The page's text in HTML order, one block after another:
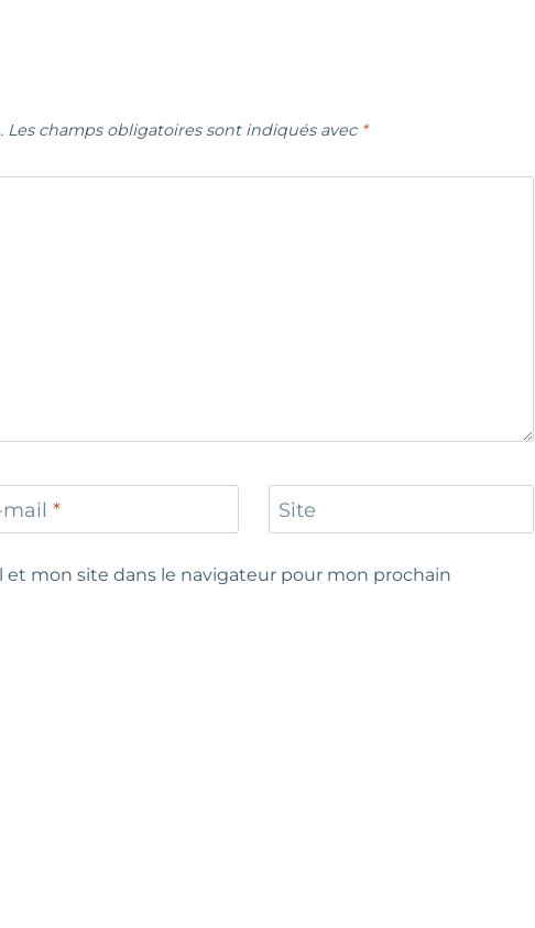
Les champs obligatoires sont indiqués avec *
mail* Site
mon site dans le navigateur pour mon prochain